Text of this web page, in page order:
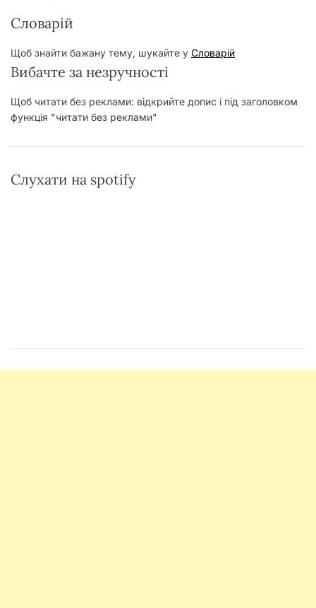
Словарій
Щоб знайти бажану тему, шукайте у Словарій
Вибачте за незручності
Щоб читати без реклами: відкрийте допис і під заголовком
функція "читати без реклами"
Слухати на spotify